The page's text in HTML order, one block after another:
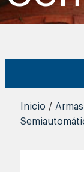
Inicio / Armas